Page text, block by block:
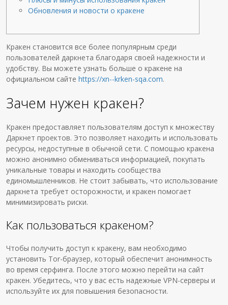
Обновления и новости о кракене
Кракен становится все более популярным среди
пользователей даркнета благодаря своей надежности и
удобству. Вы можете узнать больше о кракене на
официальном сайтеhttps://xn--krken-sqa.com.
Зачем нужен кракен?
Кракен предоставляет пользователям доступ к множеству
Даркнет проектов. Это позволяет находить и использовать
ресурсы, недоступные в обычной сети. С помощью кракена
можно анонимно обмениваться информацией, покупать
уникальные товары и находить сообщества
единомышленников. Не стоит забывать, что использование
даркнета требует осторожности, и кракен помогает
минимизировать риски.
Как пользоваться кракеном?
Чтобы получить доступ к кракену, вам необходимо
установить Tor-браузер, который обеспечит анонимность
во время серфинга. После этого можно перейти на сайт
кракен. Убедитесь, что у вас есть надежные VPN-серверы и
используйте их для повышения безопасности.